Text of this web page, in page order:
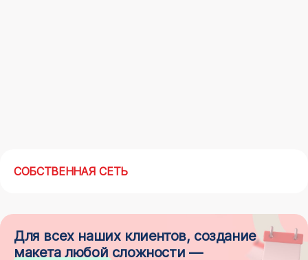
СОБСТВЕННАЯ СЕТЬ
Для всех наших клиентов, создание
макета любой сложности —